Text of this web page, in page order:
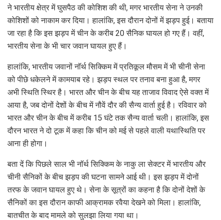
ने भारतीय क्षेत्र में घुसपैठ की कोशिश की थी, मगर भारतीय सेना ने उनकी
कोशिशों को नाकाम कर दिया। हालांकि, इस दौरान दोनों में झड़प हुई। बताया
जा रहा है कि इस झड़प में चीन के करीब 20 सैनिक घायल हो गए हैं। वहीं,
भारतीय सेना के भी चार जवान घायल हुए हैं।
हालांकि, भारतीय जवानों नॉर्थ सिक्किम में प्रतिकूल मौसम में भी चीनी सेना
को पीछे धकेलने में कामयाब रहे। झड़प स्थल पर तनाव बना हुआ है, मगर
अभी स्थिति स्थिर है। भारत और चीन के बीच यह ताजाव विवाद ऐसे वक्त में
आया है, जब दोनों देशों के बीच में नौवें दौर की सैन्य वार्ता हुई है। रविवार को
भारत और चीन के बीच में करीब 15 घंटे तक सैन्य वार्ता चली। हालांकि, इस
दौरन भारत ने दो टूक में कहा कि चीन को मई से पहले वाली यथास्थिति पर
आना ही होगा।
बता दें कि पिछले साल भी नॉर्थ सिक्किम के नाकु ला सेक्टर में भारतीय और
चीनी सैनिकों के बीच झड़प की घटना सामने आई थी। इस झड़प में दोनों
तरफ के जवान घायल हुए थे। सेना के सूत्रों का कहना है कि दोनों देशों के
सैनिकों का इस दौरान काफी आक्रामक रवैया देखने को मिला। हालांकि,
बातचीत के बाद मामले को सुलझा लिया गया था।